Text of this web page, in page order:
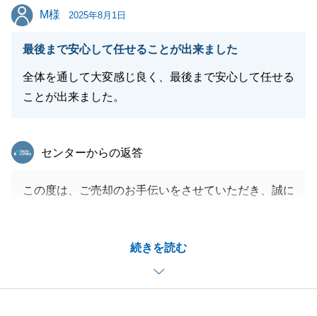
M様
M様 2025年8月1日
最後まで安心して任せることが出来ました
全体を通して大変感じ良く、最後まで安心して任せる
ことが出来ました。
続きを読む
東急リバブル
センターからの返答
この度は、ご売却のお手伝いをさせていただき、誠に
戴し、大変嬉しく存じます。
不動産の事だけでなく、何かご相談やお困りごと等ご
ざいましたら、お気軽にお申し付けくださいませ。